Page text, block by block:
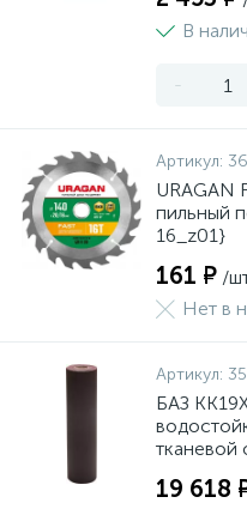
В
-
Артикул:
URAGAN
пильный
16_z01}
161 ₽ /
Нет в
Артикул:
БАЗ
тканевой
19 618